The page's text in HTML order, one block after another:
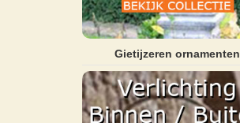
Gietijzeren ornamenten